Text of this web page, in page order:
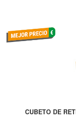
CUBETO DE